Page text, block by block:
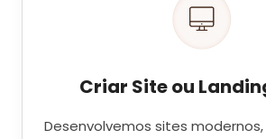
Criar Site ou
Desenvolvemos sites